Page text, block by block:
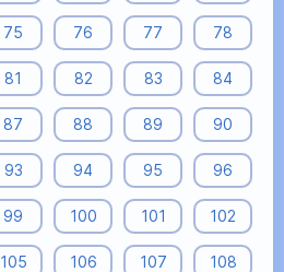
75 76 77 78
81 82 83 84
87 88 89 90
93 94 95 96
99 100 101 102
105 106 107 108